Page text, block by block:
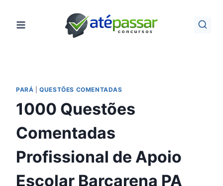
para
PARÁ |QUESTÕES COMENTADAS
1000 Questões
Comentadas
Profissional de Apoio
Escolar Barcarena PA